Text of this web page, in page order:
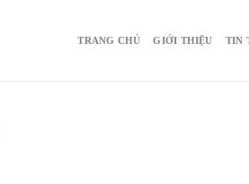
TRANG CHỦ GIỚI THIỆU TIN